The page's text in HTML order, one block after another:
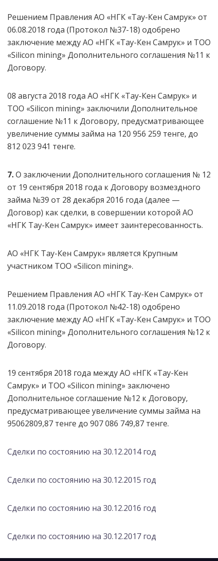
Решением Правления АО «НГК «Тау-Кен Самрук» от
06.08.2018 года (Протокол №37-18) одобрено
заключение между АО «НГК «Тау-Кен Самрук» и ТОО
«Silicon mining» Дополнительного соглашения №11 к
Договору.
08 августа 2018 года АО «НГК «Тау-Кен Самрук» и
ТОО «Silicon mining» заключили Дополнительное
соглашение №11 к Договору, предусматривающее
увеличение суммы займа на 120 956 259 тенге, до
812 023 941 тенге.
7.О заключении Дополнительного соглашения № 12
от 19 сентября 2018 года к Договору возмездного
займа №39 от 28 декабря 2016 года (далее —
Договор) как сделки, в совершении которой АО
«НГК Тау-Кен Самрук» имеет заинтересованность.
АО «НГК Тау-Кен Самрук» является Крупным
участником ТОО «Silicon mining».
Решением Правления АО «НГК Тау-Кен Самрук» от
11.09.2018 года (Протокол №42-18) одобрено
заключение между АО «НГК «Тау-Кен Самрук» и ТОО
«Silicon mining» Дополнительного соглашения №12 к
Договору.
19 сентября 2018 года между АО «НГК «Тау-Кен
Самрук» и ТОО «Silicon mining» заключено
Дополнительное соглашение №12 к Договору,
предусматривающее увеличение суммы займа на
95062809,87 тенге до 907 086 749,87 тенге.
Сделки по состоянию на 30.12.2014 год
Сделки по состоянию на 30.12.2015 год
Сделки по состоянию на 30.12.2016 год
Сделки по состоянию на 30.12.2017 год